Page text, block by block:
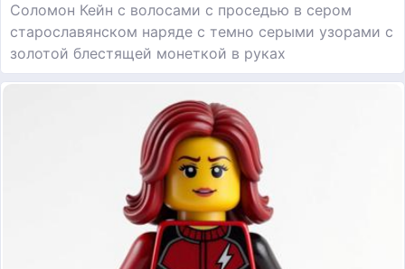
Соломон Кейн с волосами с проседью в сером
старославянском наряде с темно серыми узорами с
золотой блестящей монеткой в руках